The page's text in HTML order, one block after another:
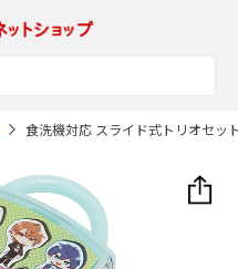
食洗機対応 スライド式トリオセッ